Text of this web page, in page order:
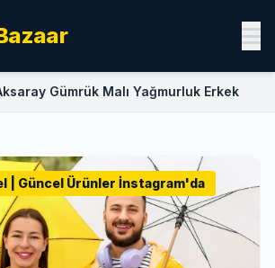
Gümrük Malı Yağmurluk Erkek
| Güncel Ürünler İnstagram'da